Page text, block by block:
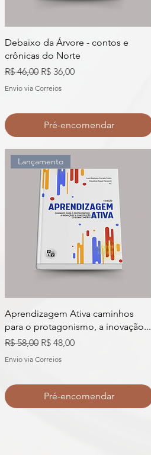
Debaixo da Árvore - contos e
crônicas do Norte
Preço normal
R$ 46,00 Preço promocional
R$ 36,00
Envio via Correios
Pré-encomendar
Lançamento
Aprendizagem Ativa caminhos
para o protagonismo, a inovação...
Preço normal
R$ 58,00 Preço promocional
R$ 48,00
Envio via Correios
Pré-encomendar